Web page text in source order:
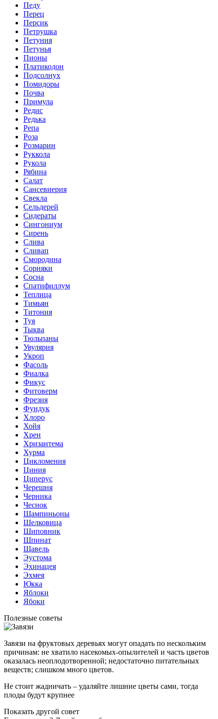
Педу
Перец
Персик
Петрушка
Петуния
Петунья
Пионы
Платикодон
Подсолнух
Помидоры
Почва
Примула
Редис
Редька
Репа
Роза
Розмарин
Руккола
Рукола
Рябина
Салат
Сансевиерия
Свекла
Сельдерей
Сидераты
Сингониум
Сирень
Слива
Сливап
Смородина
Сорняки
Сосна
Спатифиллум
Теплица
Тимьян
Титония
Туя
Тыква
Тюльпаны
Увулярия
Укроп
Фасоль
Фиалка
Фикус
Фитоверм
Фрезия
Фундук
Хлоро
Хойя
Хрен
Хризантема
Хурма
Цикломения
Циния
Циперус
Черешня
Черника
Чеснок
Шампиньоны
Шелковица
Шиповник
Шпинат
Щавель
Эустома
Эхинацея
Эхмея
Юкка
Яблоки
Ябоки
Полезные советы
Завязи на фруктовых деревьях могут опадать по нескольким
причинам: не хватило насекомых-опылителей и часть цветов
оказалась неоплодотворенной; недостаточно питательных
веществ; слишком много цветов.
Не стоит жадничать – удаляйте лишние цветы сами, тогда
плоды будут крупнее
Показать другой совет